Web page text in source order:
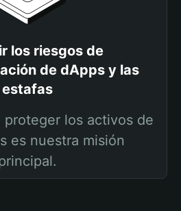
los riesgos de
de dApps y las
estafas
proteger los activos de
es nuestra misión